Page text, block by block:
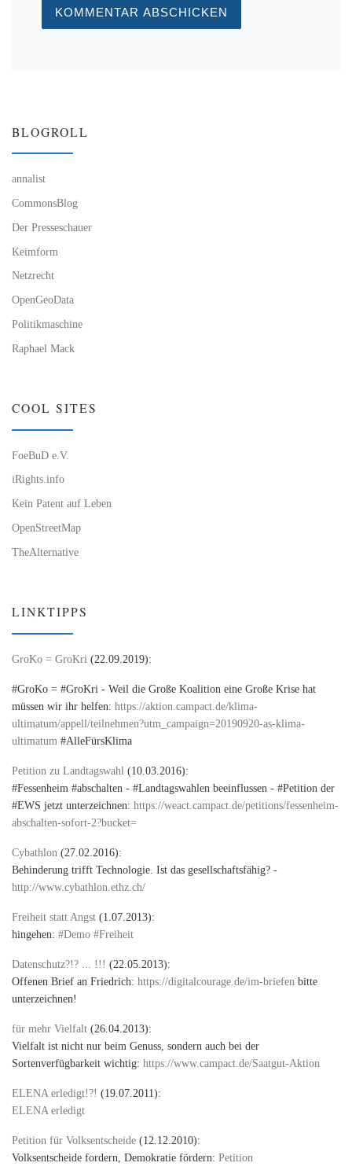
BLOGROLL
annalist
CommonsBlog
Der Presseschauer
Keimform
Netzrecht
OpenGeoData
Politikmaschine
Raphael Mack
COOL SITES
FoeBuD e.V.
iRights.info
Kein Patent auf Leben
OpenStreetMap
TheAlternative
LINKTIPPS
GroKo = GroKri (22.09.2019):
#GroKo = #GroKri - Weil die Große Koalition eine Große Krise hat
müssen wir ihr helfen: https://aktion.campact.de/klima-
ultimatum/appell/teilnehmen?utm_campaign=20190920-as-klima-
ultimatum #AlleFürsKlima
Petition zu Landtagswahl (10.03.2016):
#Fessenheim #abschalten - #Landtagswahlen beeinflussen - #Petition der
#EWS jetzt unterzeichnen: https://weact.campact.de/petitions/fessenheim-
abschalten-sofort-2?bucket=
Cybathlon (27.02.2016):
Behinderung trifft Technologie. Ist das gesellschaftsfähig? -
http://www.cybathlon.ethz.ch/
Freiheit statt Angst (1.07.2013):
hingehen: #Demo #Freiheit
Datenschutz?!? ... !!! (22.05.2013):
Offenen Brief an Friedrich: https://digitalcourage.de/im-briefen bitte
unterzeichnen!
für mehr Vielfalt (26.04.2013):
Vielfalt ist nicht nur beim Genuss, sondern auch bei der
Sortenverfügbarkeit wichtig: https://www.campact.de/Saatgut-Aktion
ELENA erledigt!?! (19.07.2011):
ELENA erledigt
Petition für Volksentscheide (12.12.2010):
Volksentscheide fordern, Demokratie fördern: Petition